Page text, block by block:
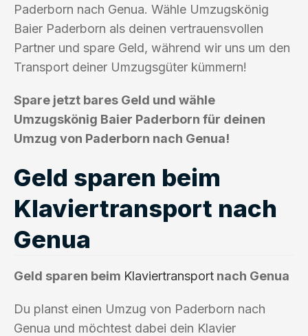
Paderborn nach Genua. Wähle Umzugskönig
Baier Paderborn als deinen vertrauensvollen
Partner und spare Geld, während wir uns um den
Transport deiner Umzugsgüter kümmern!
Spare jetzt bares Geld und wähle
Umzugskönig Baier Paderborn für deinen
Umzug von Paderborn nach Genua!
Geld sparen beim
Klaviertransport nach
Genua
Geld sparen beim Klaviertransport nach Genua
Du planst einen Umzug von Paderborn nach
Genua und möchtest dabei dein Klavier